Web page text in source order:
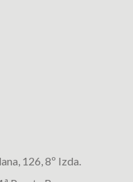
126, 8º Izda.